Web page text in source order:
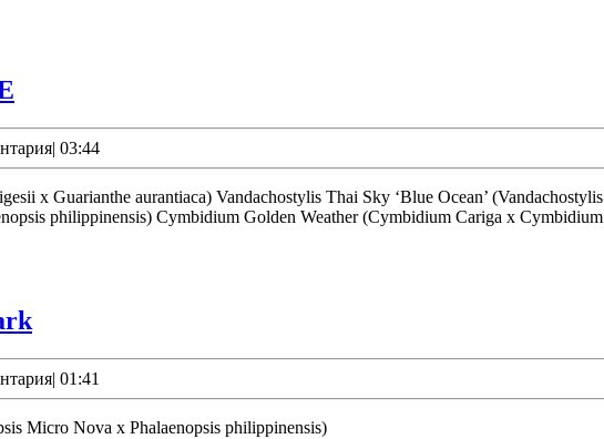
| 03:44
philippinensis) Cymbidium Golden Weather (Cymbidium Cariga x Cymbidium
Phalaenopsis
Mark
| 01:41
Micro Nova x Phalaenopsis philippinensis)